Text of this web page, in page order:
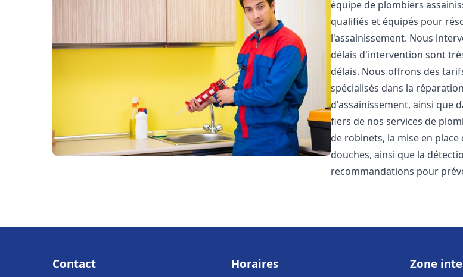
équipe de plombiers
qualifiés et équipés pour
l'assainissement. Nous
délais d'intervention sont
délais. Nous offrons des
spécialisés dans la
d'assainissement, ainsi que
fiers de nos services de
de robinets, la mise en
douches, ainsi que la
recommandations pour
Contact Horaires Zone